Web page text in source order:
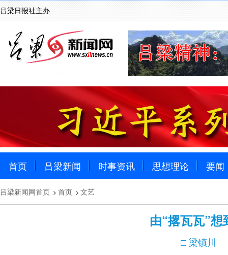
吕梁日报社主办
首页 吕梁新闻 时事资讯 思想理论 要闻
吕梁新闻网首页 > 首页 > 文艺
由“撂瓦瓦”想
□ 梁镇川